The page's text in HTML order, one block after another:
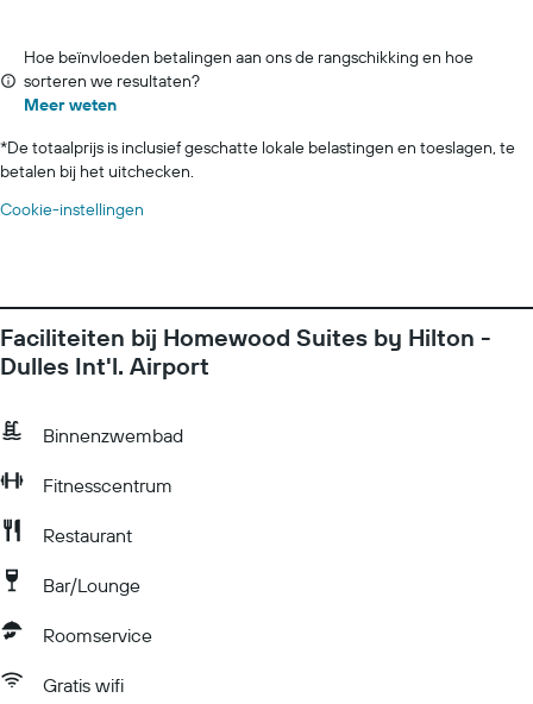
Hoe beïnvloeden betalingen aan ons de rangschikking en hoe
sorteren we resultaten?
Meer weten
*De totaalprijs is inclusief geschatte lokale belastingen en toeslagen, te
betalen bij het uitchecken.
Cookie-instellingen
Faciliteiten bij Homewood Suites by Hilton -
Dulles Int'l. Airport
Binnenzwembad
Fitnesscentrum
Restaurant
Bar/Lounge
Roomservice
Gratis wifi